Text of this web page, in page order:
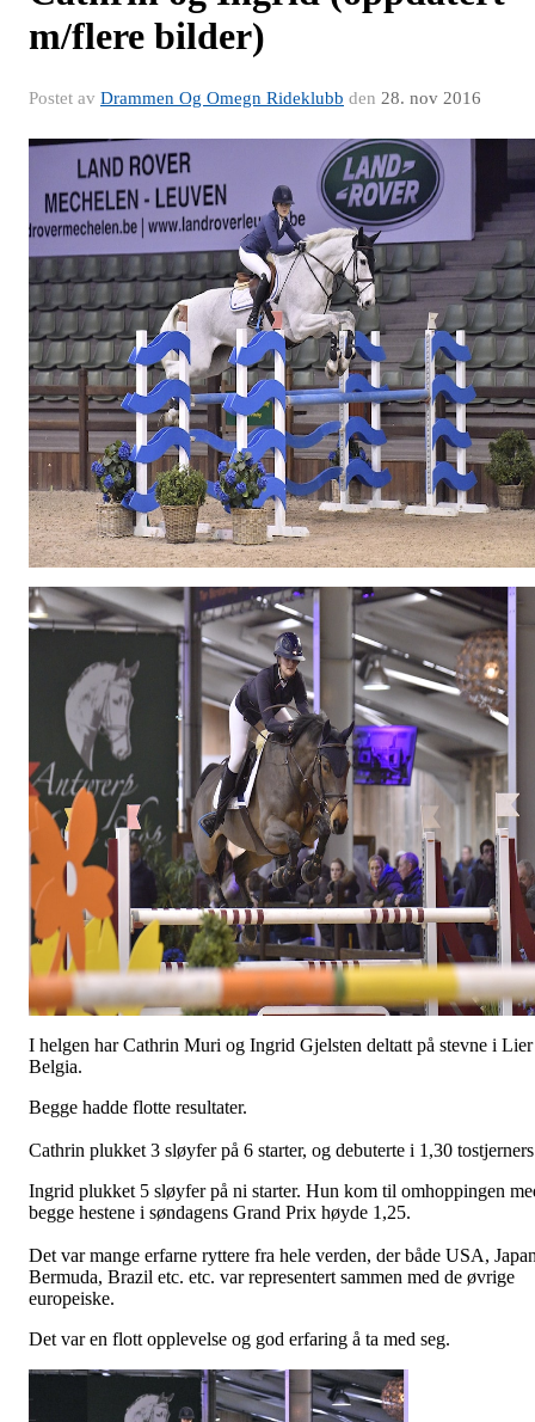
m/flere bilder)
Postet av Drammen Og Omegn Rideklubb den 28. nov 2016
I helgen har Cathrin Muri og Ingrid Gjelsten deltatt på stevne i Lier
Belgia.
Begge hadde flotte resultater.
Cathrin plukket 3 sløyfer på 6 starter, og debuterte i 1,30
Ingrid plukket 5 sløyfer på ni starter. Hun kom til omhoppingen
begge hestene i søndagens Grand Prix høyde 1,25.
Det var mange erfarne ryttere fra hele verden, der både USA,
Bermuda, Brazil etc. etc. var representert sammen med de øvrige
europeiske.
Det var en flott opplevelse og god erfaring å ta med seg.